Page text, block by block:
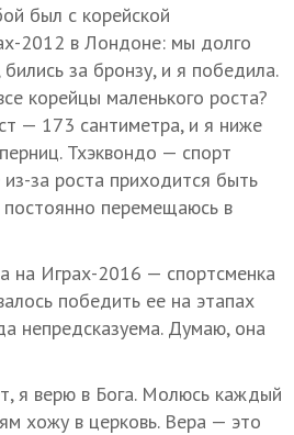
был с корейской
2012 в Лондоне: мы долго
за бронзу, и я победила.
корейцы маленького роста?
— 173 сантиметра, и я ниже
Тхэквондо — спорт
за роста приходится быть
перемещаюсь в
на Играх-2016 — спортсменка
победить ее на этапах
непредсказуема. Думаю, она
я верю в Бога. Молюсь каждый
хожу в церковь. Вера — это